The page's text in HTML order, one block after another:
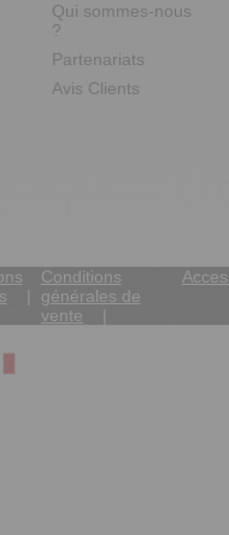
Qui sommes-nous
?
Partenariats
Avis Clients
Conditions
générales de
vente